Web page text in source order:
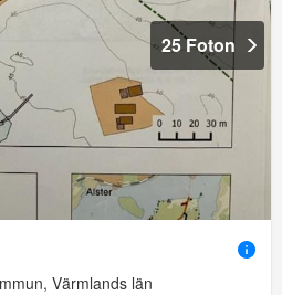
25 Foton
Värmlands län